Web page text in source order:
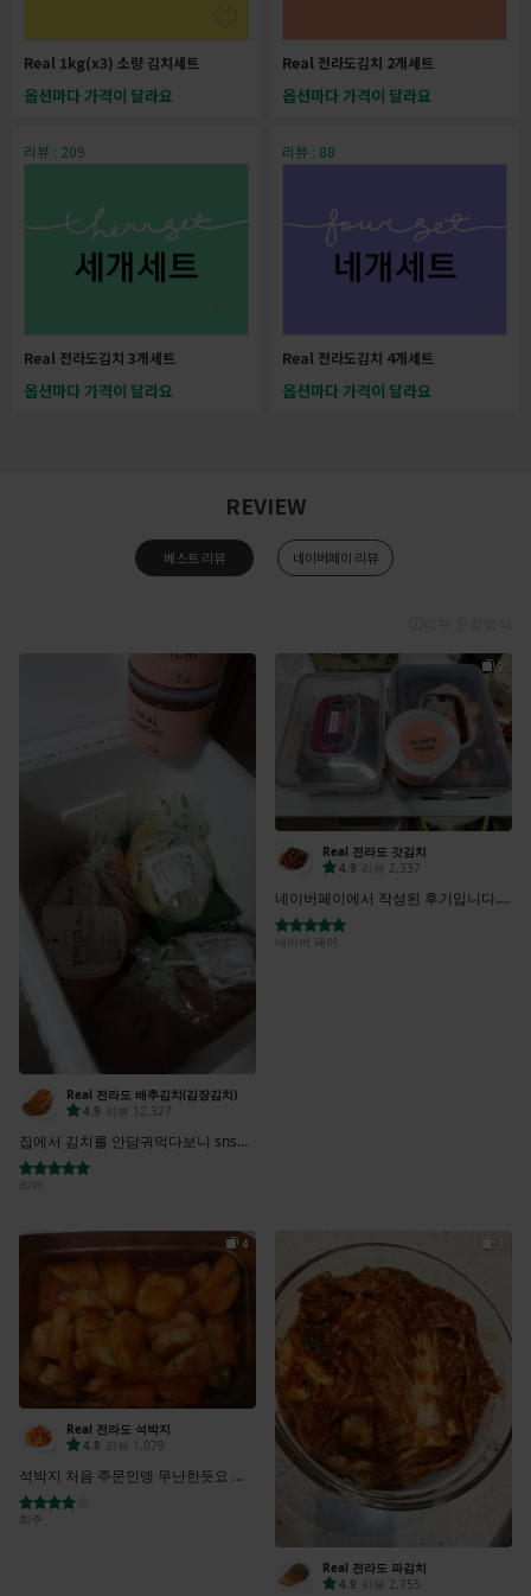
Real 1kg(x3) 소량 김치세트
옵션마다 가격이 달라요
Real 전라도김치 2개세트
옵션마다 가격이 달라요
리뷰 : 209
Real 전라도김치 3개세트
옵션마다 가격이 달라요
리뷰 : 88
Real 전라도김치 4개세트
옵션마다 가격이 달라요
REVIEW
베스트 리뷰 네이버페이 리뷰